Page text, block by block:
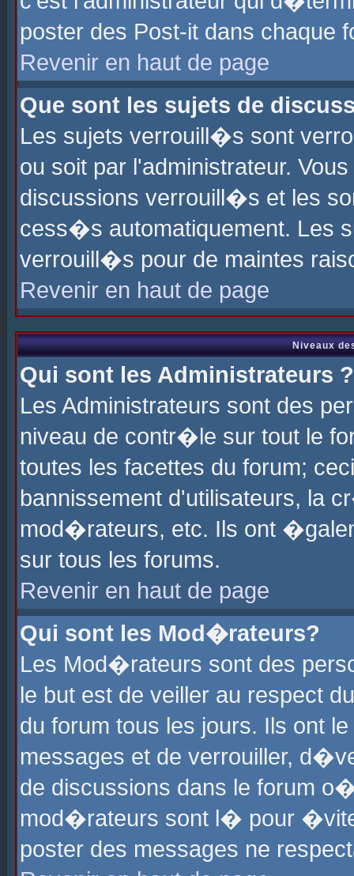
poster des Post-it dans chaque
Revenir en haut de page
Que sont les sujets de
Les sujets verrouill�s sont
ou soit par l'administrateur.
discussions verrouill�s et les
cess�s automatiquement. Les
verrouill�s pour de maintes
Revenir en haut de page
Niveaux
Qui sont les Administrateurs ?
Les Administrateurs sont des
niveau de contr�le sur tout le
toutes les facettes du forum;
bannissement d'utilisateurs, la
mod�rateurs, etc. Ils ont
sur tous les forums.
Revenir en haut de page
Qui sont les Mod�rateurs?
Les Mod�rateurs sont des
le but est de veiller au respect
du forum tous les jours. Ils ont
messages et de verrouiller,
de discussions dans le forum
mod�rateurs sont l� pour
poster des messages ne